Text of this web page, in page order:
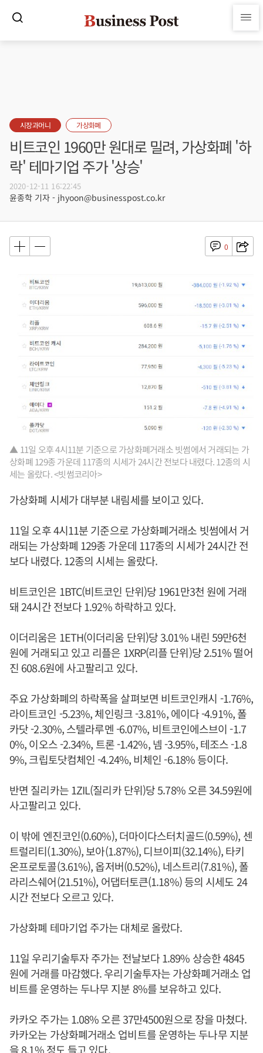
시장과머니 가상화폐
비트코인 1960만 원대로 밀려, 가상화폐 '하
락' 테마기업 주가 '상승'
2020-12-11 16:22:45
윤종학 기자 - jhyoon@businesspost.co.kr
0
▲ 11일 오후 4시11분 기준으로 가상화폐거래소 빗썸에서 거래되는 가
상화폐 129종 가운데 117종의 시세가 24시간 전보다 내렸다. 12종의 시
세는 올랐다. <빗썸코리아>
가상화폐 시세가 대부분 내림세를 보이고 있다.
11일 오후 4시11분 기준으로 가상화폐거래소 빗썸에서 거
래되는 가상화폐 129종 가운데 117종의 시세가 24시간 전
보다 내렸다. 12종의 시세는 올랐다.
비트코인은 1BTC(비트코인 단위)당 1961만3천 원에 거래
돼 24시간 전보다 1.92% 하락하고 있다.
이더리움은 1ETH(이더리움 단위)당 3.01% 내린 59만6천
원에 거래되고 있고 리플은 1XRP(리플 단위)당 2.51% 떨어
진 608.6원에 사고팔리고 있다.
주요 가상화폐의 하락폭을 살펴보면 비트코인캐시 -1.76%,
라이트코인 -5.23%, 체인링크 -3.81%, 에이다 -4.91%, 폴
카닷 -2.30%, 스텔라루멘 -6.07%, 비트코인에스브이 -1.7
0%, 이오스 -2.34%, 트론 -1.42%, 넴 -3.95%, 테조스 -1.8
9%, 크립토닷컴체인 -4.24%, 비체인 -6.18% 등이다.
반면 질리카는 1ZIL(질리카 단위)당 5.78% 오른 34.59원에
사고팔리고 있다.
이 밖에 엔진코인(0.60%), 더마이다스터치골드(0.59%), 센
트럴리티(1.30%), 보아(1.87%), 디브이피(32.14%), 타키
온프로토콜(3.61%), 옵저버(0.52%), 네스트리(7.81%), 폴
라리스쉐어(21.51%), 어댑터토큰(1.18%) 등의 시세도 24
시간 전보다 오르고 있다.
가상화폐 테마기업 주가는 대체로 올랐다.
11일 우리기술투자 주가는 전날보다 1.89% 상승한 4845
원에 거래를 마감했다. 우리기술투자는 가상화폐거래소 업
비트를 운영하는 두나무 지분 8%를 보유하고 있다.
카카오 주가는 1.08% 오른 37만4500원으로 장을 마쳤다.
카카오는 가상화폐거래소 업비트를 운영하는 두나무 지분
을 8.1% 정도 들고 있다.